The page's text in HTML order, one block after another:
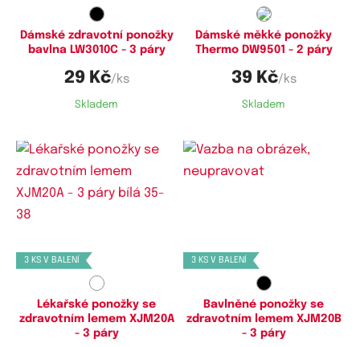
Dámské zdravotní ponožky
bavlna LW3010C - 3 páry
29 Kč/ks
Skladem
Dámské měkké ponožky
Thermo DW9501 - 2 páry
39 Kč/ks
Skladem
3 KS V BALENÍ
Lékařské ponožky se
zdravotním lemem XJM20A
- 3 páry
3 KS V BALENÍ
Bavlněné ponožky se
zdravotním lemem XJM20B
- 3 páry